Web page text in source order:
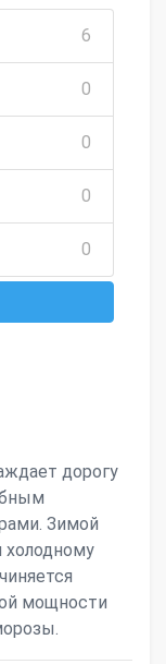
6
0
0
0
0
дорогу
Зимой
мощности